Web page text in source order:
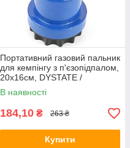
Портативний газовий пальник
для кемпінгу з п'єзопідпалом,
20х16см, DYSTATE /
Туристична газова плита
В наявності
184,10 ₴ 263 ₴
Купити